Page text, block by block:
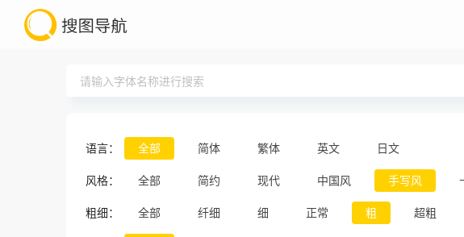
语言： 全部 简体 繁体 英文 日文
风格： 全部 简约 现代 中国风 手写风
粗细： 全部 纤细 细 正常 粗 超粗